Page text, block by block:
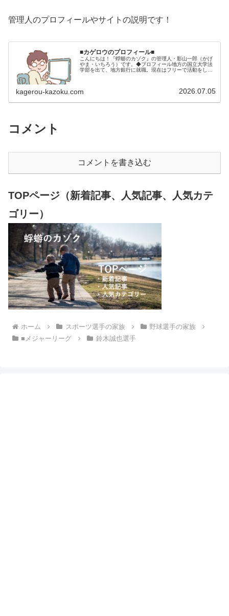
管理人のプロフィールやサイトの説明です！
■カゲロウのプロフィール■
こんにちは！『蜉蝣のカゾク』の管理人・影山一郎（かげ
やま・いちろう）です。◆プロフィール地方の国立大学法
学部を出て、地方銀行に就職。現在はフリーで活動をして
kagerou-kazoku.com 2026.07.05
コメント
コメントを書き込む
TOPページ（新着記事、人気記事、人気カテ
ゴリー）
ホーム スポーツ選手の家族
野球選手の家族
■メジャーリーグ
鈴木誠也選手